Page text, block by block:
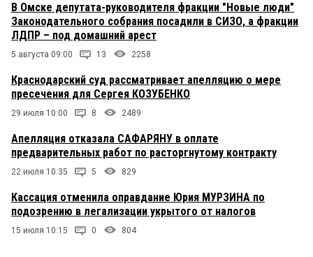
В Омске депутата-руководителя фракции "Новые люди"
Законодательного собрания посадили в СИЗО, а фракции
ЛДПР – под домашний арест
5 августа 09:00 13 2258
Краснодарский суд рассматривает апелляцию о мере
пресечения для Сергея КОЗУБЕНКО
29 июля 10:00 8 2489
Апелляция отказала САФАРЯНУ в оплате
предварительных работ по расторгнутому контракту
22 июля 10:35 5 829
Кассация отменила оправдание Юрия МУРЗИНА по
подозрению в легализации укрытого от налогов
15 июля 10:15 0 804